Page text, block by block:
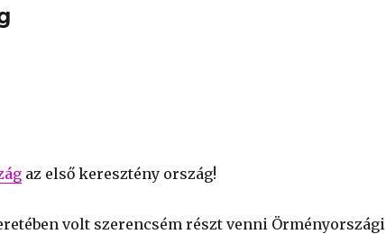
az első keresztény ország!
volt szerencsém részt venni Örményországi